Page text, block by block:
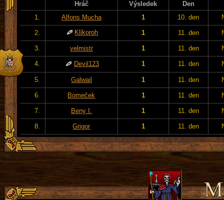
Hráč Výsledek
Den
1.
Alfons Mucha 1 10. den
2. Klikoroh 1 11. den
3. velmistr 1 11. den
4. Devil123 1 11. den
5. Galwail 1 11. den
6. Bomeček 1 11. den
7. Beny I. 1 11. den
8. Grigor 1 11. den